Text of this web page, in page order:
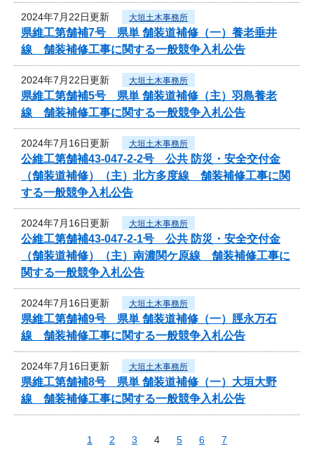
2024年7月22日更新 大垣土木事務所
県維工第舗補7号 県単 舗装道補修（一）養老垂井
線 舗装補修工事に関する一般競争入札公告
2024年7月22日更新 大垣土木事務所
県維工第舗補5号 県単 舗装道補修（主）羽島養老
線 舗装補修工事に関する一般競争入札公告
2024年7月16日更新 大垣土木事務所
公維工第舗補43-047-2-2号 公共 防災・安全交付金
（舗装道補修）（主）北方多度線 舗装補修工事に関
する一般競争入札公告
2024年7月16日更新 大垣土木事務所
公維工第舗補43-047-2-1号 公共 防災・安全交付金
（舗装道補修）（主）南濃関ケ原線 舗装補修工事に
関する一般競争入札公告
2024年7月16日更新 大垣土木事務所
県維工第舗補9号 県単 舗装道補修（一）脛永万石
線 舗装補修工事に関する一般競争入札公告
2024年7月16日更新 大垣土木事務所
県維工第舗補8号 県単 舗装道補修（一）大垣大野
線 舗装補修工事に関する一般競争入札公告
1 2 3 4 5 6 7